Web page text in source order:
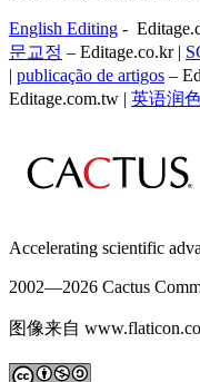
English Editing -
문교정 – Editage.co.kr |
| publicação de artigos –
Editage.com.tw | 英语润
Accelerating scientific
2002—2026 Cactus
图像来自